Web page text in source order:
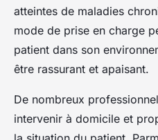
atteintes de maladies
mode de prise en charge
patient dans son
être rassurant et apaisant.
De nombreux
intervenir à domicile et